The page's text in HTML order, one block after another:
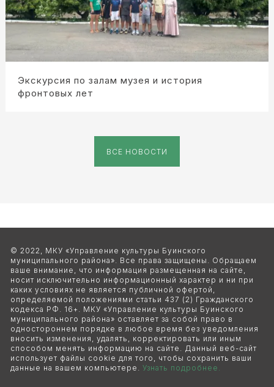
Экскурсия по залам музея и история
фронтовых лет
ВСЕ НОВОСТИ
© 2022, МКУ «Управление культуры Буинского
муниципального района». Все права защищены. Обращаем
ваше внимание, что информация размещенная на сайте,
носит исключительно информационный характер и ни при
каких условиях не является публичной офертой,
определяемой положениями статьи 437 (2) Гражданского
кодекса РФ. 16+. МКУ «Управление культуры Буинского
муниципального района» оставляет за собой право в
одностороннем порядке в любое время без уведомления
вносить изменения, удалять, корректировать или иным
способом менять информацию на сайте. Данный веб-сайт
использует файлы cookie для того, чтобы сохранить ваши
данные на вашем компьютере. Узнать подробнее.